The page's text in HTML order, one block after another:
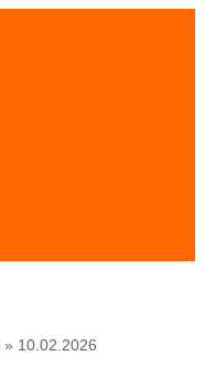
10.02.2026